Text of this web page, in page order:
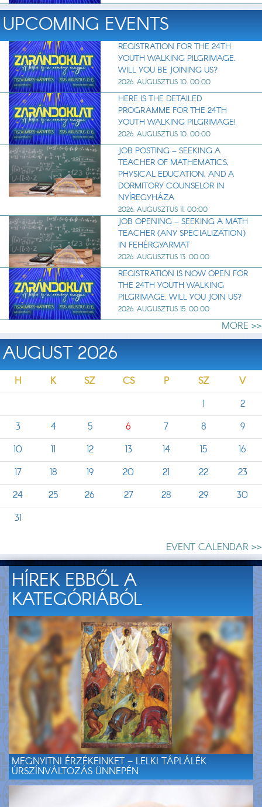
UPCOMING EVENTS
REGISTRATION FOR THE 24TH
YOUTH WALKING PILGRIMAGE.
WILL YOU BE JOINING US?
2026. AUGUSZTUS 10. 00:00
HERE IS THE DETAILED
PROGRAMME FOR THE 24TH
YOUTH WALKING PILGRIMAGE!
2026. AUGUSZTUS 10. 00:00
JOB POSTING – SEEKING A
TEACHER OF MATHEMATICS,
PHYSICAL EDUCATION, AND A
DORMITORY COUNSELOR IN
NYÍREGYHÁZA
2026. AUGUSZTUS 11. 00:00
JOB OPENING – SEEKING A MATH
TEACHER (ANY SPECIALIZATION)
IN FEHÉRGYARMAT
2026. AUGUSZTUS 13. 00:00
REGISTRATION IS NOW OPEN FOR
THE 24TH YOUTH WALKING
PILGRIMAGE. WILL YOU JOIN US?
2026. AUGUSZTUS 15. 00:00
MORE >>
AUGUST 2026
H K SZ CS P SZ
V
1
2
3
4 5 6 7 8
9
10
11 12 13 14 15
16
17
18 19 20 21 22
23
24
25 26 27 28 29
30
31
EVENT CALENDAR >>
HÍREK EBBŐL A
KATEGÓRIÁBÓL
MEGNYITNI ÉRZÉKEINKET – LELKI TÁPLÁLÉK
ÚRSZÍNVÁLTOZÁS ÜNNEPÉN